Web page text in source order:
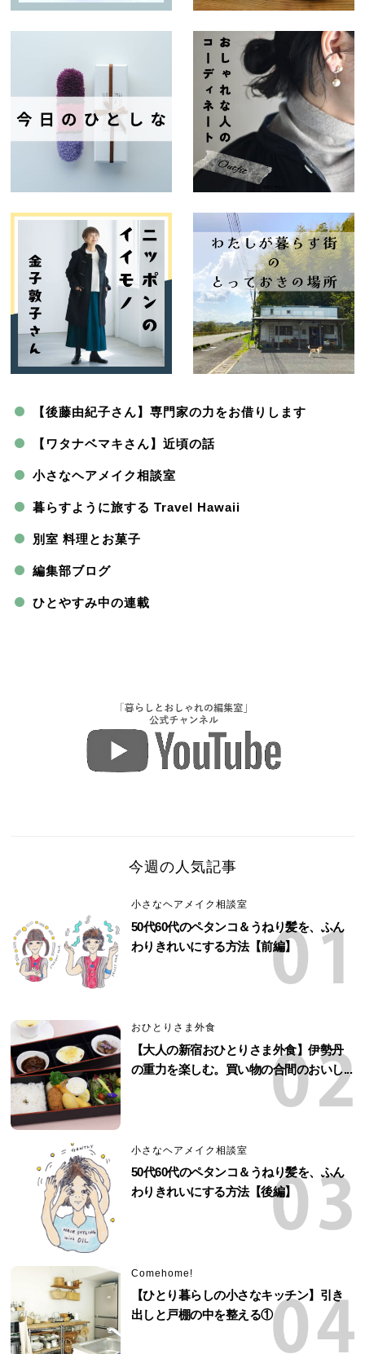
【後藤由紀子さん】専門家の力をお借りします
【ワタナベマキさん】近頃の話
小さなヘアメイク相談室
暮らすように旅する Travel Hawaii
別室 料理とお菓子
編集部ブログ
ひとやすみ中の連載
今週の人気記事
小さなヘアメイク相談室
50代60代のペタンコ＆うねり髪を、ふん
わりきれいにする方法【前編】
おひとりさま外食
【大人の新宿おひとりさま外食】伊勢丹
の重力を楽しむ。買い物の合間のおいし...
小さなヘアメイク相談室
50代60代のペタンコ＆うねり髪を、ふん
わりきれいにする方法【後編】
Comehome!
【ひとり暮らしの小さなキッチン】引き
出しと戸棚の中を整える①